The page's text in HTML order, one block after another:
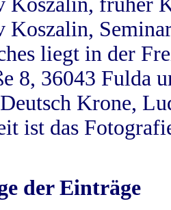
Koszalin,
liegt in der
8, 36043 Fulda
Krone,
ist das
der Einträge